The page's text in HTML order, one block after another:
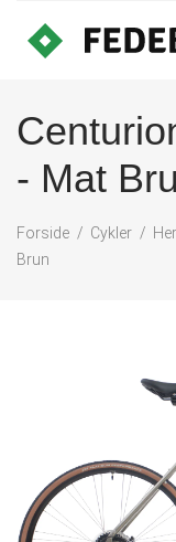
- Mat
Forside Cykler
Brun